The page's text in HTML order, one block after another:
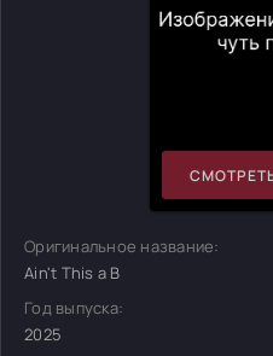
Оригинальное название:
Ain't This a B
Год выпуска:
2025